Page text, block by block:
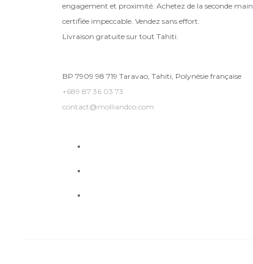
engagement et proximité. Achetez de la seconde main
certifiée impeccable. Vendez sans effort.
Livraison gratuite sur tout Tahiti.
BP 7909 98 719 Taravao, Tahiti, Polynésie française
+689 87 36 03 73
contact@molliandco.com